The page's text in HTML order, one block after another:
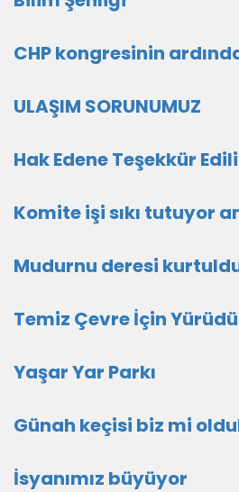
CHP kongresinin
ULAŞIM SORUNUMUZ
Hak Edene Teşekkür
Komite işi sıkı tutuyor
Mudurnu deresi
Temiz Çevre İçin
Yaşar Yar Parkı
Günah keçisi biz mi
İsyanımız büyüyor